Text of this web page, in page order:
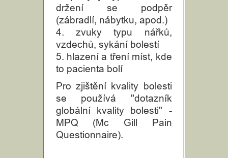
držení se podpěr
(zábradlí, nábytku, apod.)
4. zvuky typu nářků,
vzdechů, sykání bolestí
5. hlazení a tření míst, kde
to pacienta bolí
Pro zjištění kvality bolesti
se používá "dotazník
globální kvality bolesti" -
MPQ (Mc Gill Pain
Questionnaire).